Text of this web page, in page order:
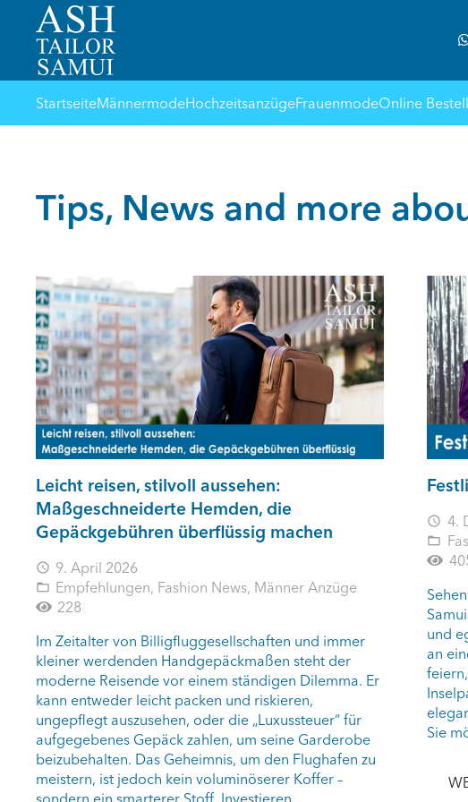
StartseiteMännermodeHochzeitsanzügeFrauenmodeOnline
Tips, News and more
Leicht reisen, stilvoll aussehen:
Maßgeschneiderte Hemden, die
Gepäckgebühren überflüssig machen
access_time 9. April 2026
folder_open Empfehlungen, Fashion News, Männer Anzüge
228
Im Zeitalter von Billigfluggesellschaften und immer
kleiner werdenden Handgepäckmaßen steht der
moderne Reisende vor einem ständigen Dilemma. Er
kann entweder leicht packen und riskieren,
ungepflegt auszusehen, oder die „Luxussteuer“ für
aufgegebenes Gepäck zahlen, um seine Garderobe
beizubehalten. Das Geheimnis, um den Flughafen zu
meistern, ist jedoch kein voluminöserer Koffer –
sondern ein smarterer Stoff. Investieren…
access_time 4.
folder_open
und
an
Sie